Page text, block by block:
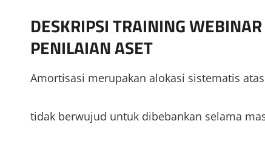
DESKRIPSI TRAINING
PENILAIAN ASET
Amortisasi merupakan alokasi sistematis
tidak berwujud untuk dibebankan selama